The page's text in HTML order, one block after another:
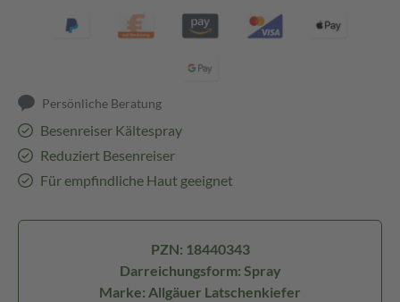
Persönliche Beratung
Besenreiser Kältespray
Reduziert Besenreiser
Für empfindliche Haut geeignet
PZN: 18440343
Darreichungsform: Spray
Marke: Allgäuer Latschenkiefer